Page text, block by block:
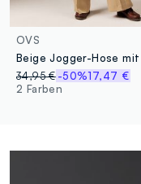
OVS
34,95 €-50%17,47 €
2 Farben